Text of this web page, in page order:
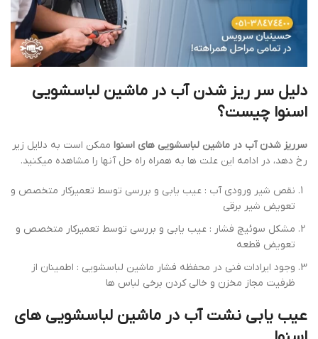
دلیل سر ریز شدن آب در ماشین لباسشویی
اسنوا چیست؟
سرریز شدن آب در ماشین لباسشویی های اسنوا ممکن است به دلایل زیر
رخ دهد، در ادامه این علت ها به همراه راه حل آنها را مشاهده میکنید.
نقص شیر ورودی آب : عیب یابی و بررسی توسط تعمیرکار متخصص و
تعویض شیر برقی
مشکل سوئیچ فشار : عیب یابی و بررسی توسط تعمیرکار متخصص و
تعویض قطعه
وجود ایرادات فنی در محفظه فشار ماشین لباسشویی : اطمینان از
ظرفیت مجاز مخزن و خالی کردن برخی لباس ها
عیب یابی نشت آب در ماشین لباسشویی های